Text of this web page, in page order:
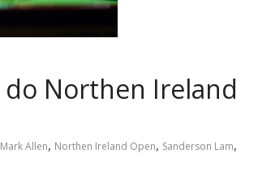
do Northen Ireland
Mark Allen, Northen Ireland Open, Sanderson Lam,